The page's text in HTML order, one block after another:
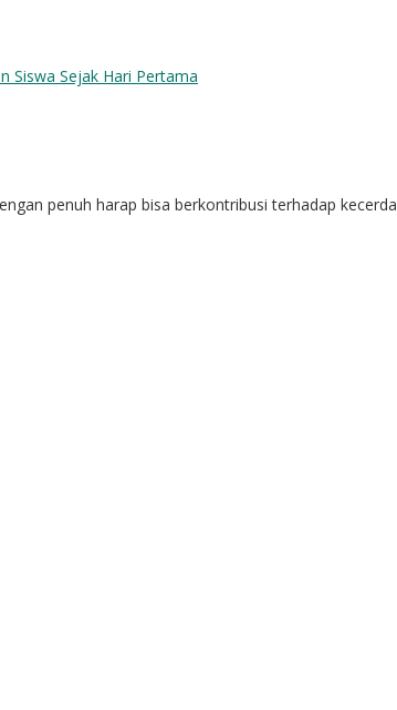
penuh harap bisa berkontribusi terhadap